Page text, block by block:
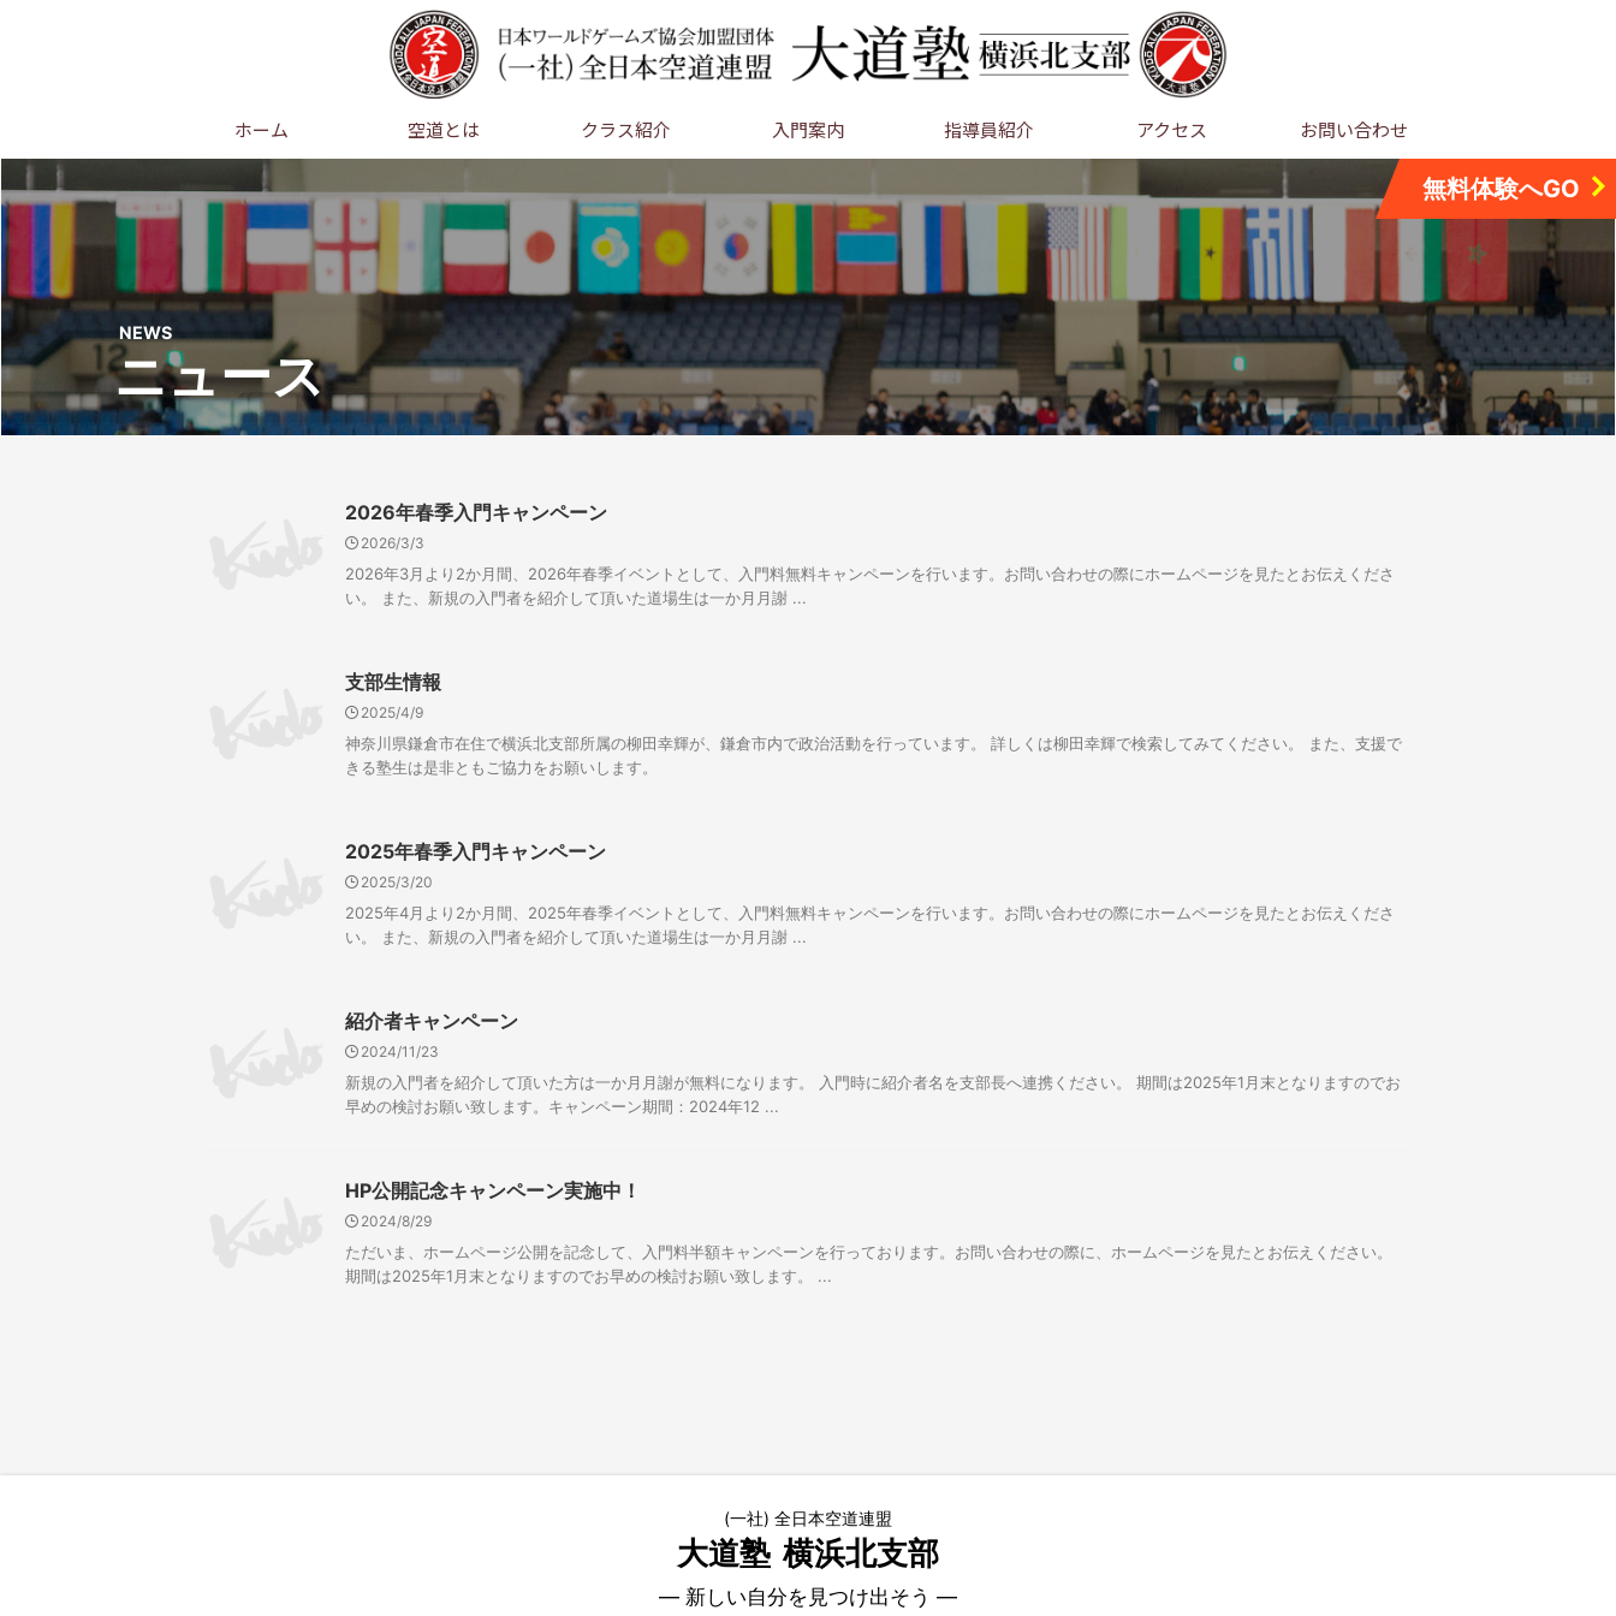
ホーム 空道とは クラス紹介 入門案内 指導員紹介 アクセス お問い合わせ
無料体験へGO
NEWS
ニュース
2026年春季入門キャンペーン
2026/3/3
2026年3月より2か月間、2026年春季イベントとして、入門料無料キャンペーンを行います。お問い合わせの際にホームページを見たとお伝えくださ
い。 また、新規の入門者を紹介して頂いた道場生は一か月月謝 ...
支部生情報
2025/4/9
神奈川県鎌倉市在住で横浜北支部所属の柳田幸輝が、鎌倉市内で政治活動を行っています。 詳しくは柳田幸輝で検索してみてください。 また、支援で
きる塾生は是非ともご協力をお願いします。
2025年春季入門キャンペーン
2025/3/20
2025年4月より2か月間、2025年春季イベントとして、入門料無料キャンペーンを行います。お問い合わせの際にホームページを見たとお伝えくださ
い。 また、新規の入門者を紹介して頂いた道場生は一か月月謝 ...
紹介者キャンペーン
2024/11/23
新規の入門者を紹介して頂いた方は一か月月謝が無料になります。 入門時に紹介者名を支部長へ連携ください。 期間は2025年1月末となりますのでお
早めの検討お願い致します。キャンペーン期間：2024年12 ...
HP公開記念キャンペーン実施中！
2024/8/29
ただいま、ホームページ公開を記念して、入門料半額キャンペーンを行っております。お問い合わせの際に、ホームページを見たとお伝えください。
期間は2025年1月末となりますのでお早めの検討お願い致します。 ...
(一社) 全日本空道連盟
大道塾 横浜北支部
― 新しい自分を見つけ出そう ―